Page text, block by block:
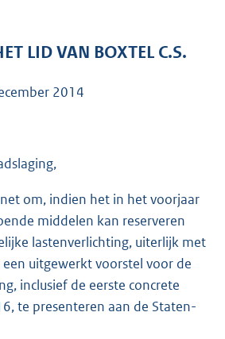
3
b
LID VAN BOXTEL C.S.
2014
om, indien het in het voorjaar
middelen kan reserveren
lastenverlichting, uiterlijk met
uitgewerkt voorstel voor de
inclusief de eerste concrete
te presenteren aan de Staten-